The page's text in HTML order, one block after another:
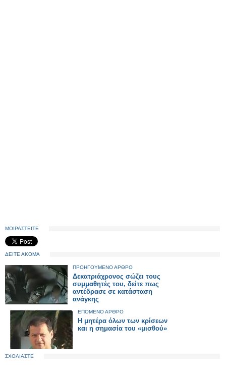
ΜΟΙΡΑΣΤΕΙΤΕ
ΔΕΙΤΕ ΑΚΟΜΑ
ΠΡΟΗΓΟΥΜΕΝΟ ΑΡΘΡΟ
Δεκατριάχρονος σώζει τους
συμμαθητές του, δείτε πως
αντέδρασε σε κατάσταση
ανάγκης
ΕΠΟΜΕΝΟ ΑΡΘΡΟ
Η μητέρα όλων των κρίσεων
και η σημασία του «μισθού»
ΣΧΟΛΙΑΣΤΕ